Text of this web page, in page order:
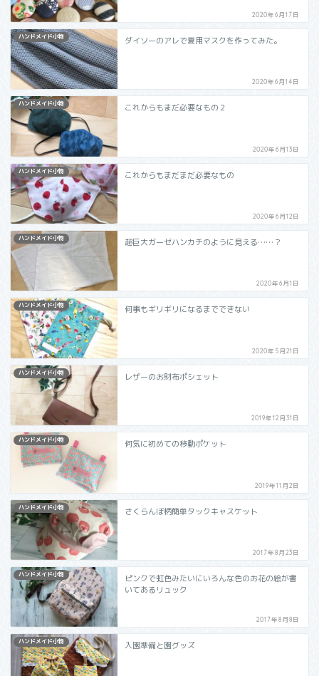
2020年6月17日
ハンドメイド小物 ダイソーのアレで夏用マスクを作ってみた。
2020年6月14日
ハンドメイド小物 これからもまだ必要なもの２
2020年6月13日
ハンドメイド小物 これからもまだまだ必要なもの
2020年6月12日
ハンドメイド小物 超巨大ガーゼハンカチのように見える……？
2020年6月1日
ハンドメイド小物 何事もギリギリになるまでできない
2020年5月21日
ハンドメイド小物 レザーのお財布ポシェット
2019年12月31日
ハンドメイド小物 何気に初めての移動ポケット
2019年11月2日
ハンドメイド小物 さくらんぼ柄簡単タックキャスケット
2017年8月23日
ハンドメイド小物
ピンクで虹色みたいにいろんな色のお花の絵が書
いてあるリュック
2017年8月8日
ハンドメイド小物 入園準備と園グッズ